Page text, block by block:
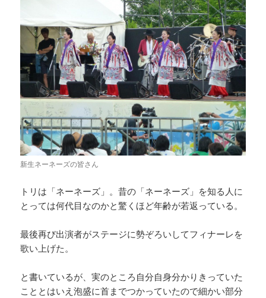
新生ネーネーズの皆さん
トリは「ネーネーズ」。昔の「ネーネーズ」を知る人に
とっては何代目なのかと驚くほど年齢が若返っている。
最後再び出演者がステージに勢ぞろいしてフィナーレを
歌い上げた。
と書いているが、実のところ自分自身分かりきっていた
こととはいえ泡盛に首までつかっていたので細かい部分